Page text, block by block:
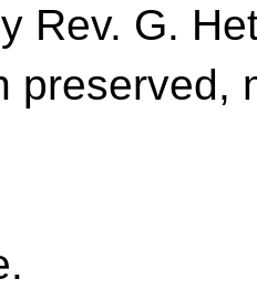
Rev. G.
preserved,